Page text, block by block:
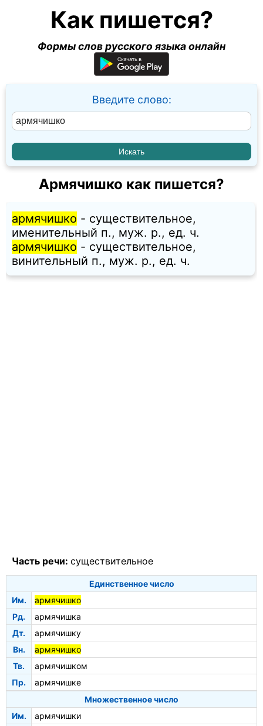
Как пишется?
Формы слов русского языка онлайн
Введите слово:
Армячишко как пишется?
армячишко - существительное,
именительный п., муж. p., ед. ч.
армячишко - существительное,
винительный п., муж. p., ед. ч.
Часть речи: существительное
Единственное число
Им.
армячишко
Рд.
армячишка
Дт.
армячишку
Вн.
армячишко
Тв.
армячишком
Пр.
армячишке
Множественное число
Им.
армячишки